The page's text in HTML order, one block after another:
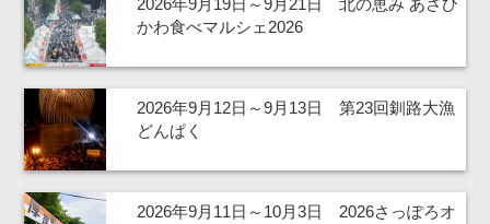
2026年9月19日～9月21日 北の恵み あさひ
かわ食べマルシェ2026
2026年9月12日～9月13日 第23回釧路大漁
どんぱく
2026年9月11日～10月3日 2026さっぽろオ